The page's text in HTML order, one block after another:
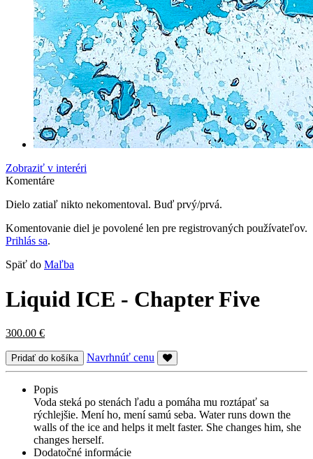
Zobraziť v interéri
Komentáre
Dielo zatiaľ nikto nekomentoval. Buď prvý/prvá.
Komentovanie diel je povolené len pre registrovaných používateľov.
Prihlás sa.
Späť do Maľba
Liquid ICE - Chapter Five
300.00 €
Navrhnúť cenu
Popis
Voda steká po stenách ľadu a pomáha mu roztápať sa
rýchlejšie. Mení ho, mení samú seba. Water runs down the
walls of the ice and helps it melt faster. She changes him, she
changes herself.
Dodatočné informácie